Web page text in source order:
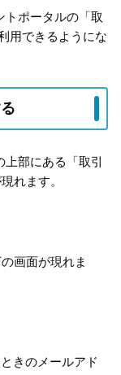
トポータルの「取
用できるようにな
上部にある「取引
れます。
画面が現れま
きのメールアド